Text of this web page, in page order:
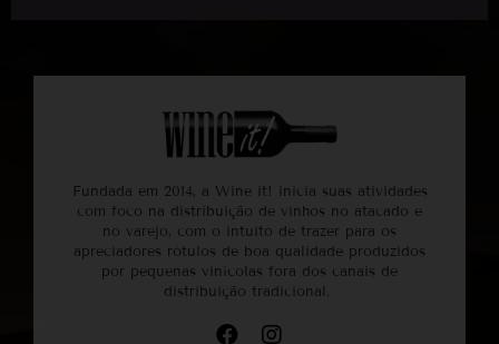
Fundada em 2014, a Wine it! inicia suas atividades
com foco na distribuição de vinhos no atacado e
no varejo, com o intuito de trazer para os
apreciadores rótulos de boa qualidade produzidos
por pequenas vinícolas fora dos canais de
distribuição tradicional.